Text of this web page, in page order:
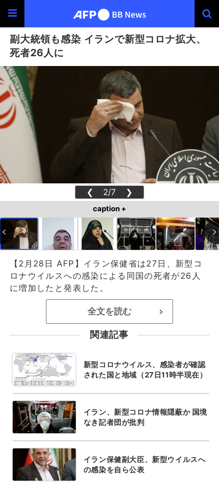
副大統領も感染 イランで新型コロナ拡大、
死者26人に
❮ 2/7 ❯
caption +
【2月28日 AFP】イラン保健省は27日、新型コ
ロナウイルスへの感染による同国の死者が26人
に増加したと発表した。
全文を読む >
関連記事
新型コロナウイルス、感染者が確認
された国と地域（27日11時半現在）
イラン、新型コロナ情報隠蔽か 国境
なき記者団が批判
イラン保健副大臣、新型ウイルスへ
の感染を自ら公表